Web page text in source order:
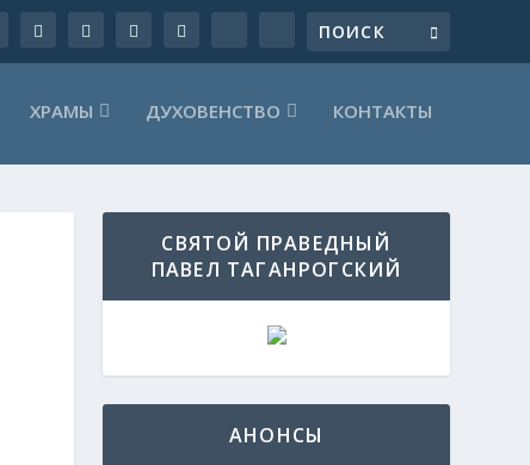
ХРАМЫ ДУХОВЕНСТВО КОНТАКТЫ
СВЯТОЙ ПРАВЕДНЫЙ
ПАВЕЛ ТАГАНРОГСКИЙ
АНОНСЫ